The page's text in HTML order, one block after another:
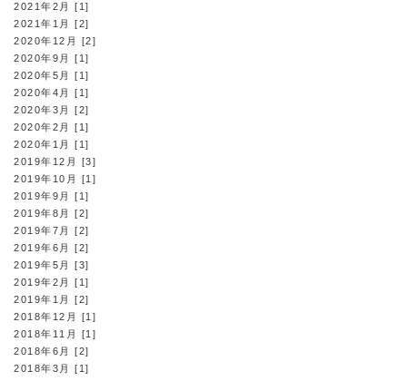
2021年2月 [1]
2021年1月 [2]
2020年12月 [2]
2020年9月 [1]
2020年5月 [1]
2020年4月 [1]
2020年3月 [2]
2020年2月 [1]
2020年1月 [1]
2019年12月 [3]
2019年10月 [1]
2019年9月 [1]
2019年8月 [2]
2019年7月 [2]
2019年6月 [2]
2019年5月 [3]
2019年2月 [1]
2019年1月 [2]
2018年12月 [1]
2018年11月 [1]
2018年6月 [2]
2018年3月 [1]